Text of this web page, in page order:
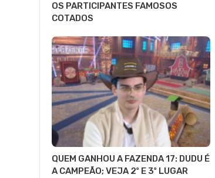
OS PARTICIPANTES FAMOSOS
COTADOS
QUEM GANHOU A FAZENDA 17: DUDU É
A CAMPEÃO; VEJA 2º E 3º LUGAR